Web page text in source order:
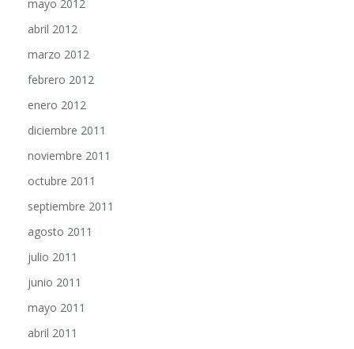
abril 2012
marzo 2012
febrero 2012
enero 2012
diciembre 2011
noviembre 2011
octubre 2011
septiembre 2011
agosto 2011
julio 2011
junio 2011
mayo 2011
abril 2011
marzo 2011